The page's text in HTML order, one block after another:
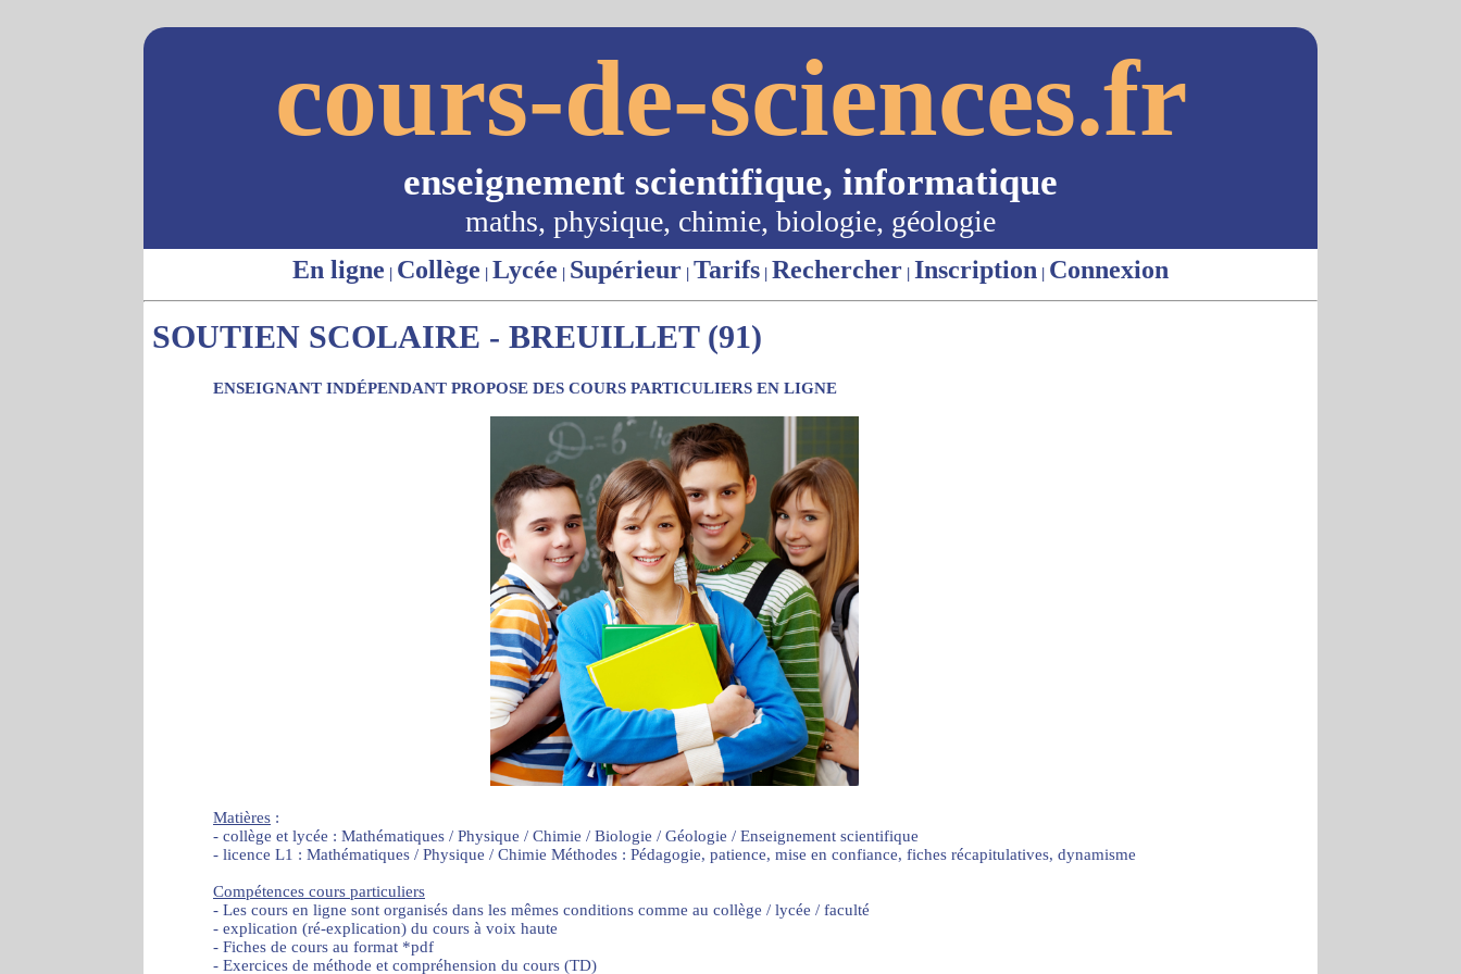
cours-de-sciences.fr
enseignement scientifique, informatique
maths, physique, chimie, biologie, géologie
En ligne | Collège | Lycée | Supérieur | Tarifs | Rechercher | Inscription | Connexion
SOUTIEN SCOLAIRE - BREUILLET (91)
ENSEIGNANT INDÉPENDANT PROPOSE DES COURS PARTICULIERS EN LIGNE
Matières :
- collège et lycée : Mathématiques / Physique / Chimie / Biologie / Géologie / Enseignement scientifique
- licence L1 : Mathématiques / Physique / Chimie Méthodes : Pédagogie, patience, mise en confiance, fiches récapitulatives, dynamisme
Compétences cours particuliers
- Les cours en ligne sont organisés dans les mêmes conditions comme au collège / lycée / faculté
- explication (ré-explication) du cours à voix haute
- Fiches de cours au format *pdf
- Exercices de méthode et compréhension du cours (TD)